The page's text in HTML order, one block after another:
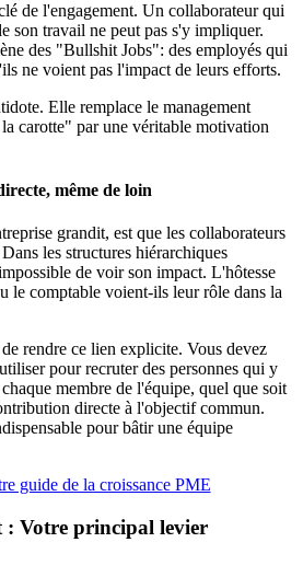
de l'engagement. Un collaborateur qui
son travail ne peut pas s'y impliquer.
des "Bullshit Jobs": des employés qui
ne voient pas l'impact de leurs efforts.
Elle remplace le management
carotte" par une véritable motivation
même de loin
grandit, est que les collaborateurs
les structures hiérarchiques
de voir son impact. L'hôtesse
le comptable voient-ils leur rôle dans la
rendre ce lien explicite. Vous devez
pour recruter des personnes qui y
membre de l'équipe, quel que soit
directe à l'objectif commun.
pour bâtir une équipe
guide de la croissance PME
: Votre principal levier